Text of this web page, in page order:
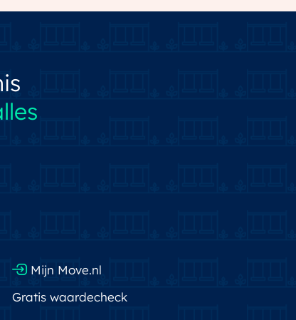
Mijn Move.nl
Gratis waardecheck